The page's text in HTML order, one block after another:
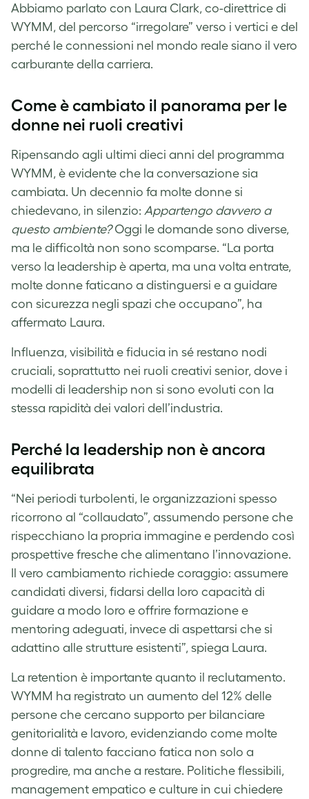
Abbiamo parlato con Laura Clark, co-direttrice di
WYMM, del percorso “irregolare” verso i vertici e del
perché le connessioni nel mondo reale siano il vero
carburante della carriera.
Come è cambiato il panorama per le
donne nei ruoli creativi
Ripensando agli ultimi dieci anni del programma
WYMM, è evidente che la conversazione sia
cambiata. Un decennio fa molte donne si
chiedevano, in silenzio: Appartengo davvero a
questo ambiente?Oggi le domande sono diverse,
ma le difficoltà non sono scomparse. “La porta
verso la leadership è aperta, ma una volta entrate,
molte donne faticano a distinguersi e a guidare
con sicurezza negli spazi che occupano”, ha
affermato Laura.
Influenza, visibilità e fiducia in sé restano nodi
cruciali, soprattutto nei ruoli creativi senior, dove i
modelli di leadership non si sono evoluti con la
stessa rapidità dei valori dell’industria.
Perché la leadership non è ancora
equilibrata
“Nei periodi turbolenti, le organizzazioni spesso
ricorrono al “collaudato”, assumendo persone che
rispecchiano la propria immagine e perdendo così
prospettive fresche che alimentano l’innovazione.
Il vero cambiamento richiede coraggio: assumere
candidati diversi, fidarsi della loro capacità di
guidare a modo loro e offrire formazione e
mentoring adeguati, invece di aspettarsi che si
adattino alle strutture esistenti”, spiega Laura.
La retention è importante quanto il reclutamento.
WYMM ha registrato un aumento del 12% delle
persone che cercano supporto per bilanciare
genitorialità e lavoro, evidenziando come molte
donne di talento facciano fatica non solo a
progredire, ma anche a restare. Politiche flessibili,
management empatico e culture in cui chiedere